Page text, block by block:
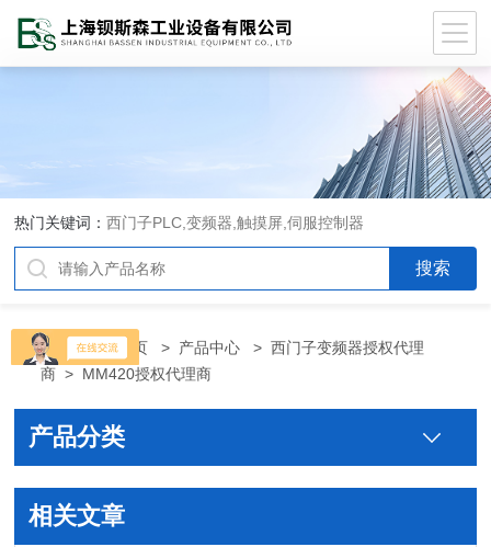
热门关键词：西门子PLC,变频器,触摸屏,伺服控制器
当前位置：首页 > 产品中心 >西门子变频器授权代理
商 > MM420授权代理商
产品分类
相关文章